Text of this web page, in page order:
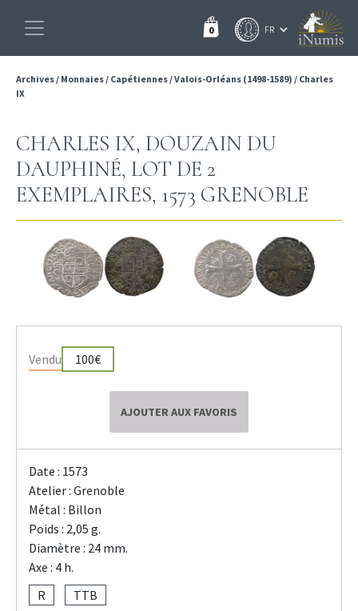
0
Archives/ Monnaies/ Capétiennes/Valois-Orléans (1498-1589) / Charles
IX
CHARLES IX, DOUZAIN DU
DAUPHINÉ, LOT DE 2
EXEMPLAIRES, 1573 GRENOBLE
Vendu 100€
AJOUTER AUX FAVORIS
Date : 1573
Atelier : Grenoble
Métal : Billon
Poids : 2,05 g.
Diamètre : 24 mm.
Axe : 4 h.
R
TTB